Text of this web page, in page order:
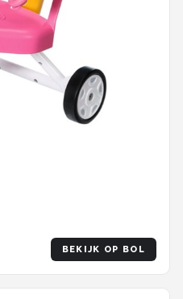
BEKIJK OP BOL